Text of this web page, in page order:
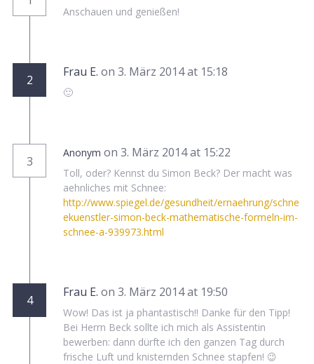
Anschauen und genießen!
2
Frau E. on 3. März 2014 at 15:18
🙂
3
Anonym on 3. März 2014 at 15:22
Toll, oder? Kennst du Simon Beck? Der macht was
aehnliches mit Schnee:
http://www.spiegel.de/gesundheit/ernaehrung/schne
ekuenstler-simon-beck-mathematische-formeln-im-
schnee-a-939973.html
4
Frau E. on 3. März 2014 at 19:50
Wow! Das ist ja phantastisch!! Danke für den Tipp!
Bei Herrn Beck sollte ich mich als Assistentin
bewerben: dann dürfte ich den ganzen Tag durch
frische Luft und knisternden Schnee stapfen! 😉